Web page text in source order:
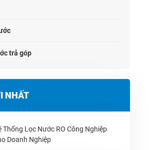
trả góp
NHẤT
Thống Lọc Nước RO Công Nghiệp
Doanh Nghiệp